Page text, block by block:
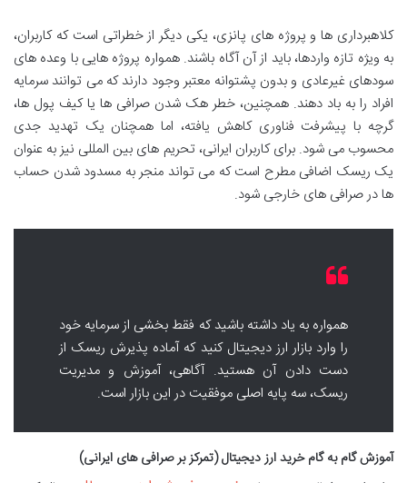
کلاهبرداری ها و پروژه های پانزی، یکی دیگر از خطراتی است که کاربران،
به ویژه تازه واردها، باید از آن آگاه باشند. همواره پروژه هایی با وعده های
سودهای غیرعادی و بدون پشتوانه معتبر وجود دارند که می توانند سرمایه
افراد را به باد دهند. همچنین، خطر هک شدن صرافی ها یا کیف پول ها،
گرچه با پیشرفت فناوری کاهش یافته، اما همچنان یک تهدید جدی
محسوب می شود. برای کاربران ایرانی، تحریم های بین المللی نیز به عنوان
یک ریسک اضافی مطرح است که می تواند منجر به مسدود شدن حساب
ها در صرافی های خارجی شود.
همواره به یاد داشته باشید که فقط بخشی از سرمایه خود
را وارد بازار ارز دیجیتال کنید که آماده پذیرش ریسک از
دست دادن آن هستید. آگاهی، آموزش و مدیریت
ریسک، سه پایه اصلی موفقیت در این بازار است.
آموزش گام به گام خرید ارز دیجیتال (تمرکز بر صرافی های ایرانی)